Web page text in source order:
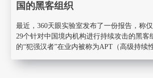
国的黑客组织
最近，360天眼实验室发布了一份报告，称
29个针对中国境内机构进行持续攻击的黑客
的“犯强汉者”在业内被称为APT（高级持续